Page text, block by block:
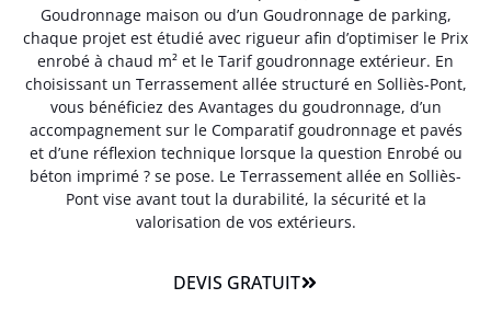
Goudronnage maison ou d’un Goudronnage de parking,
chaque projet est étudié avec rigueur afin d’optimiser le Prix
enrobé à chaud m² et le Tarif goudronnage extérieur. En
choisissant un Terrassement allée structuré en Solliès-Pont,
vous bénéficiez des Avantages du goudronnage, d’un
accompagnement sur le Comparatif goudronnage et pavés
et d’une réflexion technique lorsque la question Enrobé ou
béton imprimé ? se pose. Le Terrassement allée en Solliès-
Pont vise avant tout la durabilité, la sécurité et la
valorisation de vos extérieurs.
DEVIS GRATUIT